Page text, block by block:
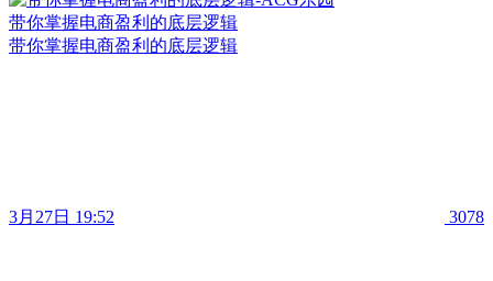
带你掌握电商盈利的底层逻辑
带你掌握电商盈利的底层逻辑
3月27日 19:52 3078